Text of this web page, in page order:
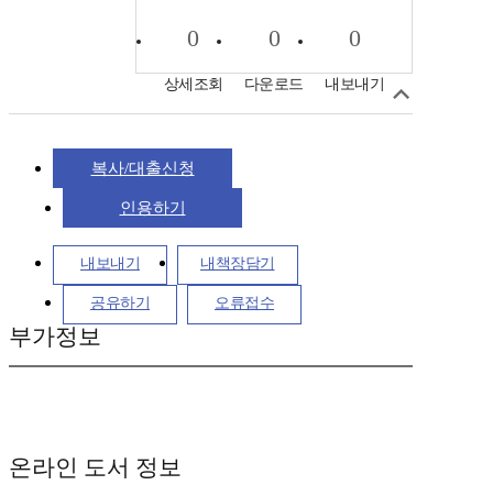
0
상세조회
0
다운로드
0
내보내기
복사/대출신청
인용하기
내보내기 내책장담기
공유하기 오류접수
부가정보
온라인 도서 정보